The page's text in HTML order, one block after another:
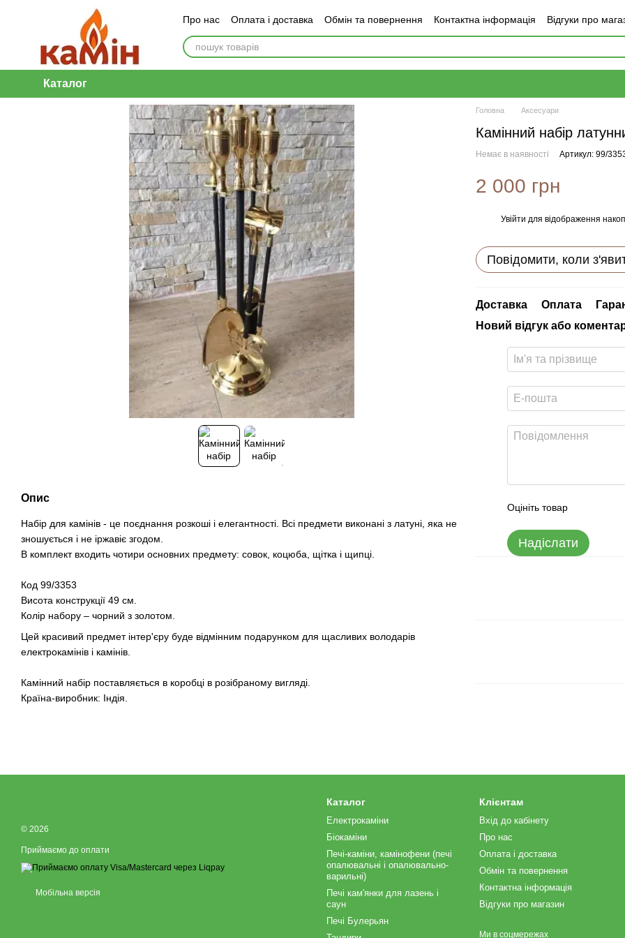
Перейти до основного контенту
Про нас Оплата і доставка Обмін та повернення Контактна інформація Відгуки про
Каталог
Опис
Набір для камінів - це поєднання розкоші і елегантності. Всі предмети виконані з латуні, яка не
зношується і не іржавіє згодом.
В комплект входить чотири основних предмету: совок, коцюба, щітка і щипці.
Код 99/3353
Висота конструкції 49 см.
Колір набору – чорний з золотом.
Цей красивий предмет інтер'єру буде відмінним подарунком для щасливих володарів
електрокамінів і камінів.
Камінний набір поставляється в коробці в розібраному вигляді.
Країна-виробник: Індія.
Головна Аксесуари
Камінний набір
Немає в наявності Артикул: 99/
2 000 грн
Увійти для відображення
Повідомити, коли
Доставка Оплата
Новий відгук або
Оцініть товар
Надіслати
© 2026
Приймаємо до оплати
Мобільна версія
Каталог
Електрокаміни
Біокаміни
Печі-каміни, камінофени (печі
опалювальні і опалювально-
варильні)
Печі кам'янки для лазень і
саун
Печі Булерьян
Клієнтам
Вхід до кабінету
Про нас
Оплата і доставка
Обмін та повернення
Контактна інформація
Відгуки про магазин
Ми в соцмережах